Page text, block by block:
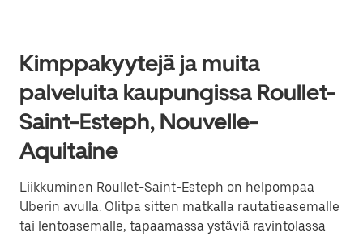
Kimppakyytejä ja muita
palveluita kaupungissa Roullet-
Saint-Esteph, Nouvelle-
Aquitaine
Liikkuminen Roullet-Saint-Esteph on helpompaa
Uberin avulla. Olitpa sitten matkalla rautatieasemalle
tai lentoasemalle, tapaamassa ystäviä ravintolassa